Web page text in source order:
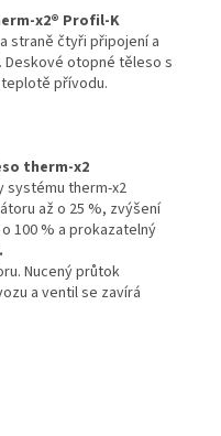
x2® Profil-K
straně čtyři připojení a
Deskové otopné těleso s
přívodu.
therm-x2
systému therm-x2
až o 25 %, zvýšení
100 % a prokazatelný
Nucený průtok
a ventil se zavírá